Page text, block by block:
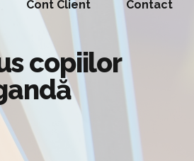
Cont Client Contact
copiilor